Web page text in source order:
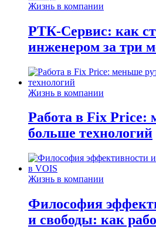
Жизнь в компании
РТК-Сервис: как
инженером за три
Жизнь в компании
Работа в Fix Price:
больше технологий
Жизнь в компании
Философия
и свободы: как